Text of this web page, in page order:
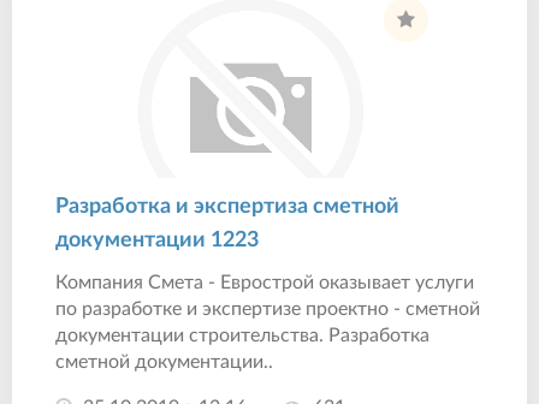
Разработка и экспертиза сметной
документации 1223
Компания Смета - Еврострой оказывает услуги
по разработке и экспертизе проектно - сметной
документации строительства. Разработка
сметной документации..